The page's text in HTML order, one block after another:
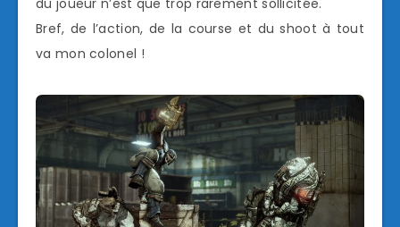
Bref, de l’action, de la course et du shoot à tout
va mon colonel !